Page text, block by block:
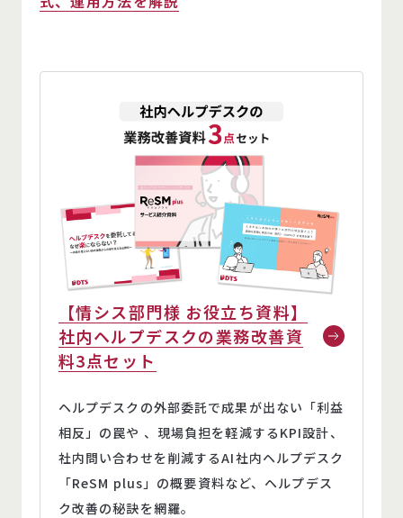
【情シス部門様 お役立ち資料】
社内ヘルプデスクの業務改善資
料3点セット
ヘルプデスクの外部委託で成果が出ない「利益
相反」の罠や 、現場負担を軽減するKPI設計、
社内問い合わせを削減するAI社内ヘルプデスク
「ReSM plus」の概要資料など、ヘルプデス
ク改善の秘訣を網羅。